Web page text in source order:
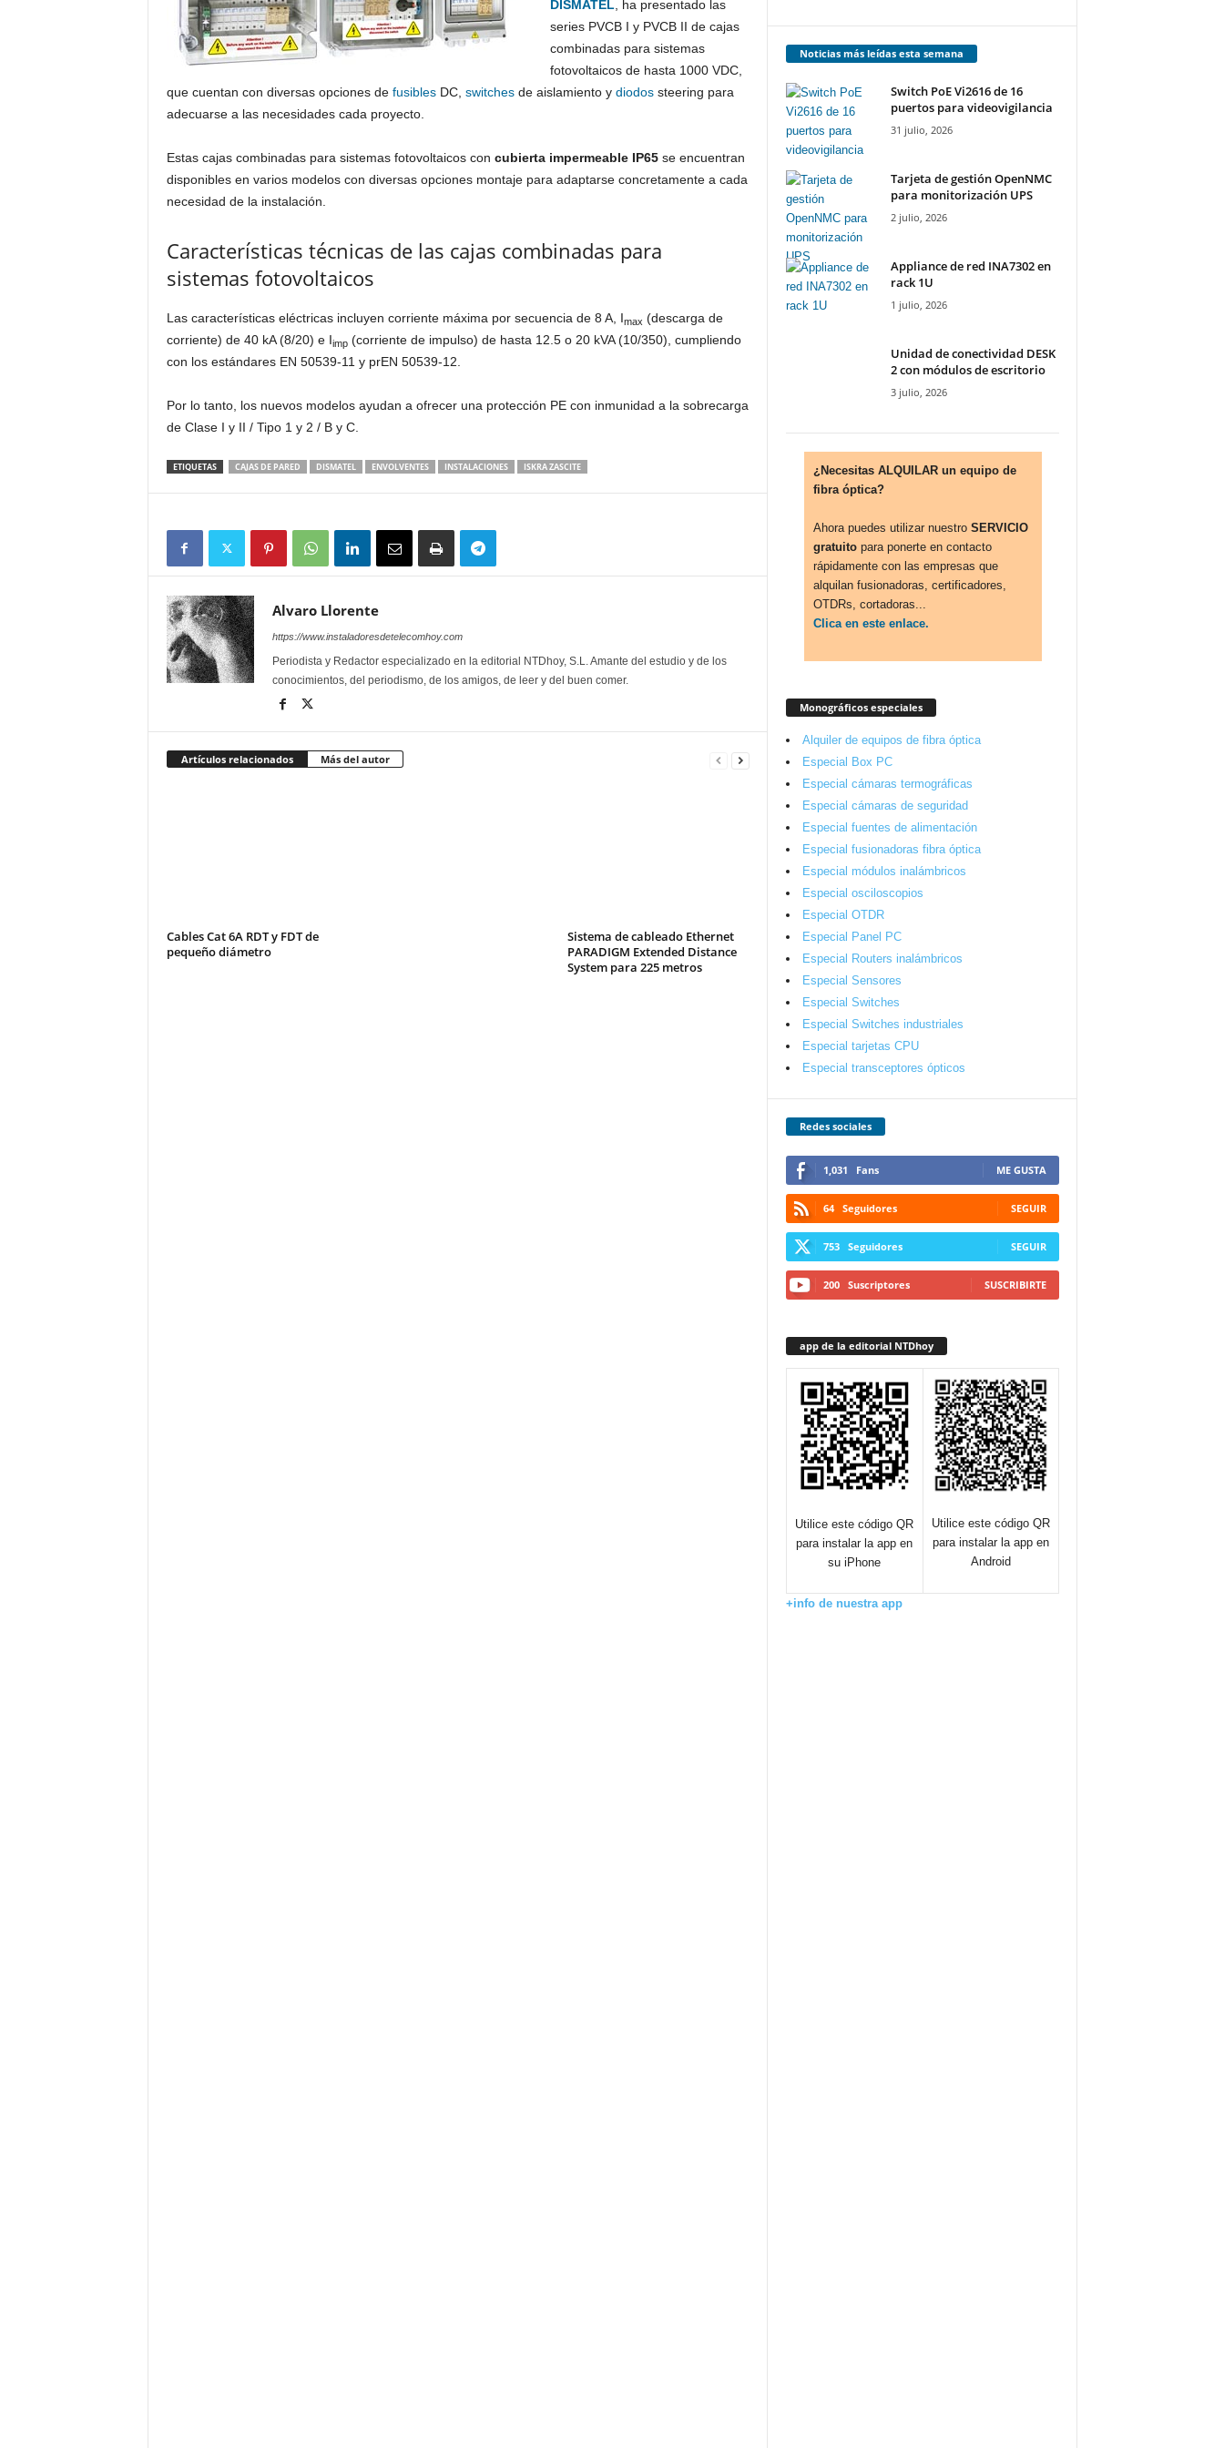
DISMATEL , ha presentado las
series PVCB I y PVCB II de cajas
combinadas para sistemas
fotovoltaicos de hasta 1000 VDC,
que cuentan con diversas opciones de fusiblesDC, switchesde aislamiento y diodossteering para
adecuarse a las necesidades cada proyecto.
Estas cajas combinadas para sistemas fotovoltaicos con cubierta impermeable IP65se encuentran
disponibles en varios modelos con diversas opciones montaje para adaptarse concretamente a cada
necesidad de la instalación.
Características técnicas de las cajas combinadas para
sistemas fotovoltaicos
Las características eléctricas incluyen corriente máxima por secuencia de 8 A, Imax (descarga de
corriente) de 40 kA (8/20) e Iimp(corriente de impulso) de hasta 12.5 o 20 kVA (10/350), cumpliendo
con los estándares EN 50539-11 y prEN 50539-12.
Por lo tanto, los nuevos modelos ayudan a ofrecer una protección PE con inmunidad a la sobrecarga
de Clase I y II / Tipo 1 y 2 / B y C.
ETIQUETAS CAJAS DE PARED DISMATEL ENVOLVENTES INSTALACIONES ISKRA ZASCITE
Alvaro Llorente
https://www.instaladoresdetelecomhoy.com
Periodista y Redactor especializado en la editorial NTDhoy, S.L. Amante del estudio y de los
conocimientos, del periodismo, de los amigos, de leer y del buen comer.
Artículos relacionados Más del autor
Cables Cat 6A RDT y FDT de
pequeño diámetro
Sistema de cableado Ethernet
PARADIGM Extended Distance
System para 225 metros
Noticias más leídas esta semana
Switch PoE Vi2616 de 16
puertos para videovigilancia
31 julio, 2026
Tarjeta de gestión OpenNMC
para monitorización UPS
2 julio, 2026
Appliance de red INA7302 en
rack 1U
1 julio, 2026
Unidad de conectividad DESK
2 con módulos de escritorio
3 julio, 2026
¿Necesitas ALQUILAR un equipo de
fibra óptica?
Ahora puedes utilizar nuestro SERVICIO
gratuitopara ponerte en contacto
rápidamente con las empresas que
alquilan fusionadoras, certificadores,
OTDRs, cortadoras...
Clica en este enlace.
Monográficos especiales
Alquiler de equipos de fibra óptica
Especial Box PC
Especial cámaras termográficas
Especial cámaras de seguridad
Especial fuentes de alimentación
Especial fusionadoras fibra óptica
Especial módulos inalámbricos
Especial osciloscopios
Especial OTDR
Especial Panel PC
Especial Routers inalámbricos
Especial Sensores
Especial Switches
Especial Switches industriales
Especial tarjetas CPU
Especial transceptores ópticos
Redes sociales
1,031 Fans ME GUSTA
64 Seguidores SEGUIR
753 Seguidores SEGUIR
200 Suscriptores SUSCRIBIRTE
app de la editorial NTDhoy
Utilice este código QR
para instalar la app en
su iPhone
Utilice este código QR
para instalar la app en
Android
+info de nuestra app